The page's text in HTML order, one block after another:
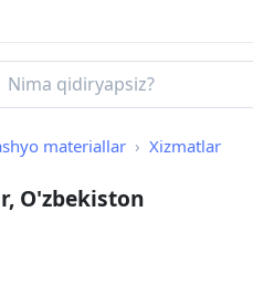
materiallar Xizmatlar
O'zbekiston